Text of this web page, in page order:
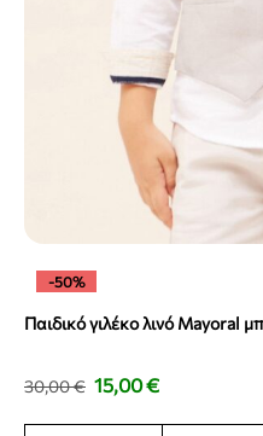
-50%
Παιδικό γιλέκο λινό Mayoral
30,00€ 15,00€